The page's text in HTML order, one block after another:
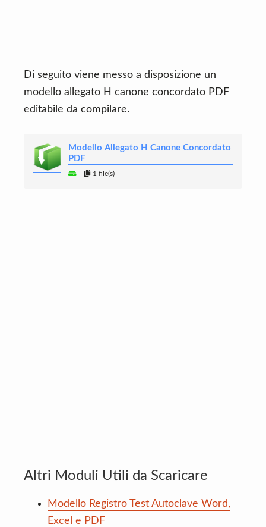
Di seguito viene messo a disposizione un
modello allegato H canone concordato PDF
editabile da compilare.
Modello Allegato H Canone Concordato
PDF
1 file(s)
Altri Moduli Utili da Scaricare
Modello Registro Test Autoclave Word,
Excel e PDF